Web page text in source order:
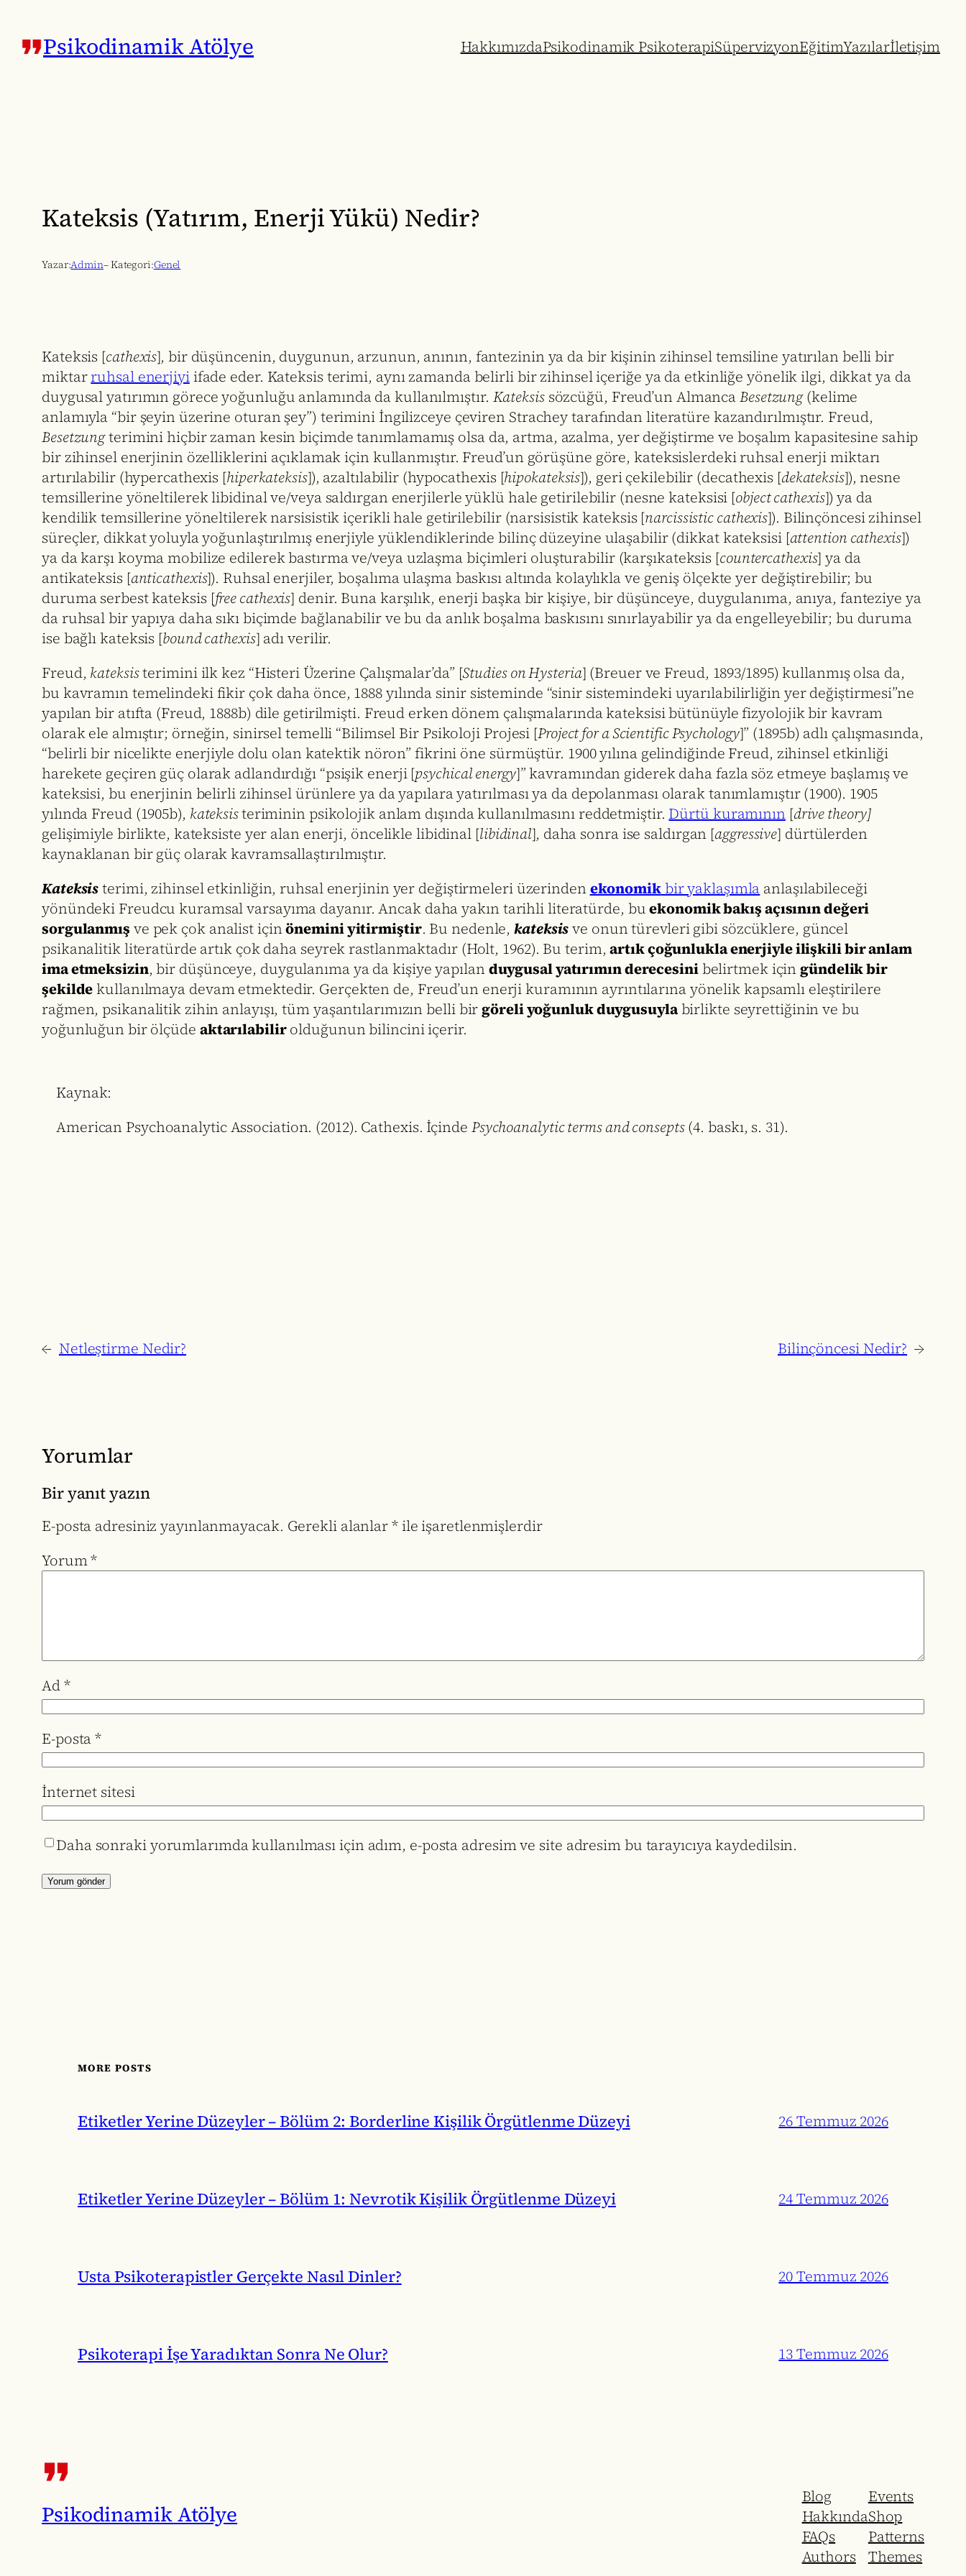
geç
Psikodinamik Atölye HakkımızdaPsikodinamik PsikoterapiSüpervizyonEğitimYazılarİletişim
Kateksis (Yatırım, Enerji Yükü) Nedir?
Yazar:Admin– Kategori:Genel
Kateksis [cathexis], bir düşüncenin, duygunun, arzunun, anının, fantezinin ya da bir kişinin zihinsel temsiline yatırılan belli bir
miktarruhsal enerjiyiifade eder. Kateksis terimi, aynı zamanda belirli bir zihinsel içeriğe ya da etkinliğe yönelik ilgi, dikkat ya da
duygusal yatırımın görece yoğunluğu anlamında da kullanılmıştır. Kateksissözcüğü, Freud’un AlmancaBesetzung(kelime
anlamıyla “bir şeyin üzerine oturan şey”) terimini İngilizceye çeviren Strachey tarafından literatüre kazandırılmıştır. Freud,
Besetzungterimini hiçbir zaman kesin biçimde tanımlamamış olsa da, artma, azalma, yer değiştirme ve boşalım kapasitesine sahip
bir zihinsel enerjinin özelliklerini açıklamak için kullanmıştır. Freud’un görüşüne göre, kateksislerdeki ruhsal enerji miktarı
artırılabilir (hypercathexis [hiperkateksis]), azaltılabilir (hypocathexis [hipokateksis]), geri çekilebilir (decathexis [dekateksis]), nesne
temsillerine yöneltilerek libidinal ve/veya saldırgan enerjilerle yüklü hale getirilebilir (nesne kateksisi [object cathexis]) ya da
kendilik temsillerine yöneltilerek narsisistik içerikli hale getirilebilir (narsisistik kateksis [narcissistic cathexis]). Bilinçöncesi zihinsel
süreçler, dikkat yoluyla yoğunlaştırılmış enerjiyle yüklendiklerinde bilinç düzeyine ulaşabilir (dikkat kateksisi [attention cathexis])
ya da karşı koyma mobilize edilerek bastırma ve/veya uzlaşma biçimleri oluşturabilir (karşıkateksis [countercathexis] ya da
antikateksis [anticathexis]). Ruhsal enerjiler, boşalıma ulaşma baskısı altında kolaylıkla ve geniş ölçekte yer değiştirebilir; bu
duruma serbest kateksis [free cathexis] denir. Buna karşılık, enerji başka bir kişiye, bir düşünceye, duygulanıma, anıya, fanteziye ya
da ruhsal bir yapıya daha sıkı biçimde bağlanabilir ve bu da anlık boşalma baskısını sınırlayabilir ya da engelleyebilir; bu duruma
ise bağlı kateksis [bound cathexis] adı verilir.
Freud, kateksisterimini ilk kez “Histeri Üzerine Çalışmalar’da” [Studies on Hysteria] (Breuer ve Freud, 1893/1895) kullanmış olsa da,
bu kavramın temelindeki fikir çok daha önce, 1888 yılında sinir sisteminde “sinir sistemindeki uyarılabilirliğin yer değiştirmesi”ne
yapılan bir atıfta (Freud, 1888b) dile getirilmişti. Freud erken dönem çalışmalarında kateksisi bütünüyle fizyolojik bir kavram
olarak ele almıştır; örneğin, sinirsel temelli “Bilimsel Bir Psikoloji Projesi [Project for a Scientific Psychology]” (1895b) adlı çalışmasında,
“belirli bir nicelikte enerjiyle dolu olan katektik nöron” fikrini öne sürmüştür. 1900 yılına gelindiğinde Freud, zihinsel etkinliği
harekete geçiren güç olarak adlandırdığı “psişik enerji [psychical energy]” kavramından giderek daha fazla söz etmeye başlamış ve
kateksisi, bu enerjinin belirli zihinsel ürünlere ya da yapılara yatırılması ya da depolanması olarak tanımlamıştır (1900). 1905
yılında Freud (1905b), kateksisteriminin psikolojik anlam dışında kullanılmasını reddetmiştir. Dürtü kuramının[drive theory]
gelişimiyle birlikte, kateksiste yer alan enerji, öncelikle libidinal [libidinal], daha sonra ise saldırgan [aggressive] dürtülerden
kaynaklanan bir güç olarak kavramsallaştırılmıştır.
Kateksisterimi, zihinsel etkinliğin, ruhsal enerjinin yer değiştirmeleri üzerindenekonomikbir yaklaşımla anlaşılabileceği
yönündeki Freudcu kuramsal varsayıma dayanır. Ancak daha yakın tarihli literatürde, buekonomik bakış açısının değeri
sorgulanmış ve pek çok analist içinönemini yitirmiştir. Bu nedenle,kateksisve onun türevleri gibi sözcüklere, güncel
psikanalitik literatürde artık çok daha seyrek rastlanmaktadır (Holt, 1962). Bu terim,artık çoğunlukla enerjiyle ilişkili bir anlam
ima etmeksizin, bir düşünceye, duygulanıma ya da kişiye yapılanduygusal yatırımın derecesinibelirtmek içingündelik bir
şekilde kullanılmaya devam etmektedir. Gerçekten de, Freud’un enerji kuramının ayrıntılarına yönelik kapsamlı eleştirilere
rağmen, psikanalitik zihin anlayışı, tüm yaşantılarımızın belli birgöreli yoğunluk duygusuylabirlikte seyrettiğinin ve bu
yoğunluğun bir ölçüde aktarılabilirolduğunun bilincini içerir.
Kaynak:
American Psychoanalytic Association. (2012). Cathexis. İçinde Psychoanalytic terms and consepts(4. baskı, s. 31).
← Netleştirme Nedir? Bilinçöncesi Nedir? →
Yorumlar
Bir yanıt yazın
E-posta adresiniz yayınlanmayacak. Gerekli alanlar*ile işaretlenmişlerdir
Yorum*
Ad*
E-posta*
İnternet sitesi
Daha sonraki yorumlarımda kullanılması için adım, e-posta adresim ve site adresim bu tarayıcıya kaydedilsin.
MORE POSTS
Etiketler Yerine Düzeyler – Bölüm 2: Borderline Kişilik Örgütlenme Düzeyi 26 Temmuz 2026
Etiketler Yerine Düzeyler – Bölüm 1: Nevrotik Kişilik Örgütlenme Düzeyi 24 Temmuz 2026
Usta Psikoterapistler Gerçekte Nasıl Dinler? 20 Temmuz 2026
Psikoterapi İşe Yaradıktan Sonra Ne Olur? 13 Temmuz 2026
Psikodinamik Atölye
Blog
Hakkında
FAQs
Authors
Events
Shop
Patterns
Themes